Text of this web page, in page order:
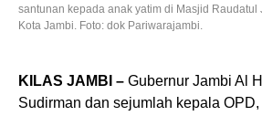
santunan kepada anak yatim di Masjid Raudatul
Kota Jambi. Foto: dok Pariwarajambi.
KILAS JAMBI – Gubernur Jambi Al
Sudirman dan sejumlah kepala